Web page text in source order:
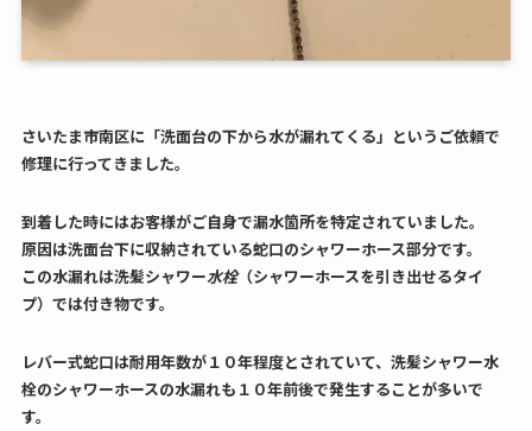
さいたま市南区に「洗面台の下から水が漏れてくる」というご依頼で
修理に行ってきました。
到着した時にはお客様がご自身で漏水箇所を特定されていました。
原因は洗面台下に収納されている蛇口のシャワーホース部分です。
この水漏れは洗髪シャワー水栓（シャワーホースを引き出せるタイ
プ）では付き物です。
レバー式蛇口は耐用年数が１０年程度とされていて、洗髪シャワー水
栓のシャワーホースの水漏れも１０年前後で発生することが多いで
す。